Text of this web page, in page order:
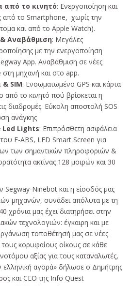
από το κινητό: Ενεργοποίηση και
από το Smartphone, χωρίς την
και από το Apple Watch).
Αναβάθμιση: Μεγάλες
με την ενεργοποίηση
App. Αναβάθμιση σε νέες
στη μηχανή και στο app.
& SIM: Ενσωματωμένο GPS και κάρτα
από το κινητό πού βρίσκεται η
διαδρομές. Εύκολη αποστολή SOS
ανάγκης
Led Lights: Επιπρόσθετη ασφάλεια
E-ABS, LED Smart Screen για
των σημαντικών πληροφοριών &
ακτίνας 128 μοιρών και 30
Segway-Ninebot και η είσοδός μας
μηχανών, συνάδει απόλυτα με τη
χρόνια μας έχει διατηρήσει στην
τεχνολογιών: έγκαιρη και με
τοποθέτησή μας σε νέες
κορυφαίους οίκους σε κάθε
αξίας για τους καταναλωτές,
ελληνική αγορά» δήλωσε ο Δημήτρης
και CEO της Info Quest